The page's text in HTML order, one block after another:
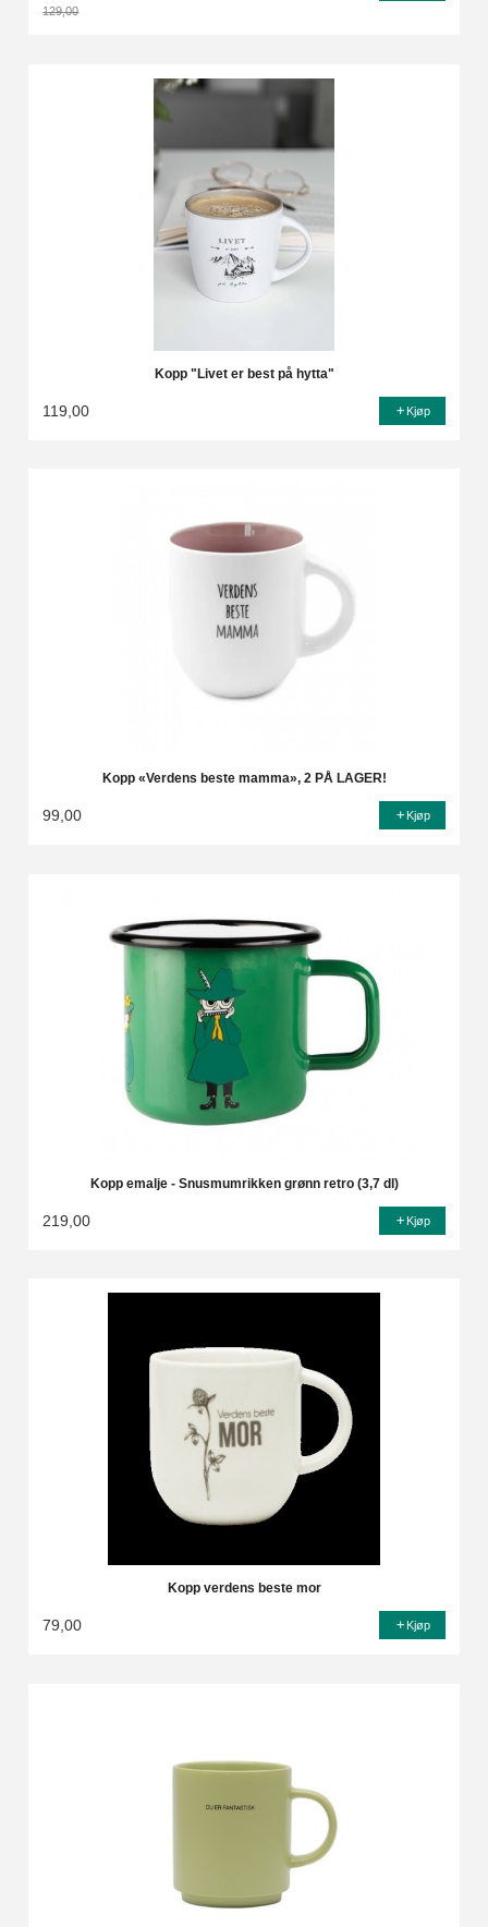
129,00
Kopp "Livet er best på hytta"
119,00 Kjøp
Kopp «Verdens beste mamma», 2 PÅ LAGER!
99,00 Kjøp
Kopp emalje - Snusmumrikken grønn retro (3,7 dl)
219,00 Kjøp
Kopp verdens beste mor
79,00 Kjøp